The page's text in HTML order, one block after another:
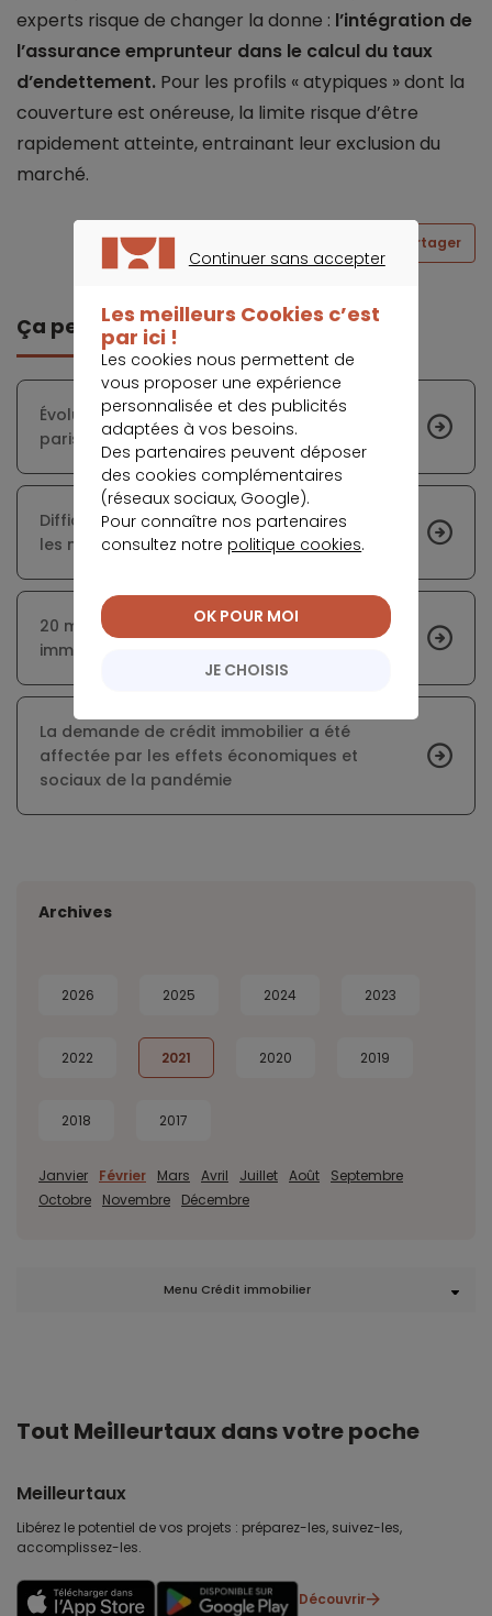
experts risque de changer la donne : l’intégration de
l’assurance emprunteur dans le calcul du taux
d’endettement. Pour les profils « atypiques » dont la
couverture est onéreuse, la limite risque d’être
rapidement atteinte, entrainant leur exclusion du
marché.
Partager
Ça peut vous intéresser
Évolutions sensibles sur le marché immobilier
parisien à cause de la crise
Difficile accès à la propriété immobilière pour
les milléniaux
20 mètres carrés de pouvoir d’achat
immobilier perdus en 20 ans pour les jeunes
La demande de crédit immobilier a été
affectée par les effets économiques et
sociaux de la pandémie
Archives
2026 2025 2024 2023
2022 2021 2020 2019
2018 2017
Janvier Février Mars Avril Juillet Août
Septembre
Octobre
Novembre Décembre
Menu Crédit immobilier
Tout Meilleurtaux dans votre poche
Meilleurtaux
Libérez le potentiel de vos projets : préparez-les, suivez-les,
accomplissez-les.
Découvrir
Continuer sans accepter
Les meilleurs Cookies c’est
par ici !
Les cookies nous permettent de
vous proposer une expérience
personnalisée et des publicités
adaptées à vos besoins.
Des partenaires peuvent déposer
des cookies complémentaires
(réseaux sociaux, Google).
Pour connaître nos partenaires
consultez notre politique cookies.
JE CHOISIS
OK POUR MOI